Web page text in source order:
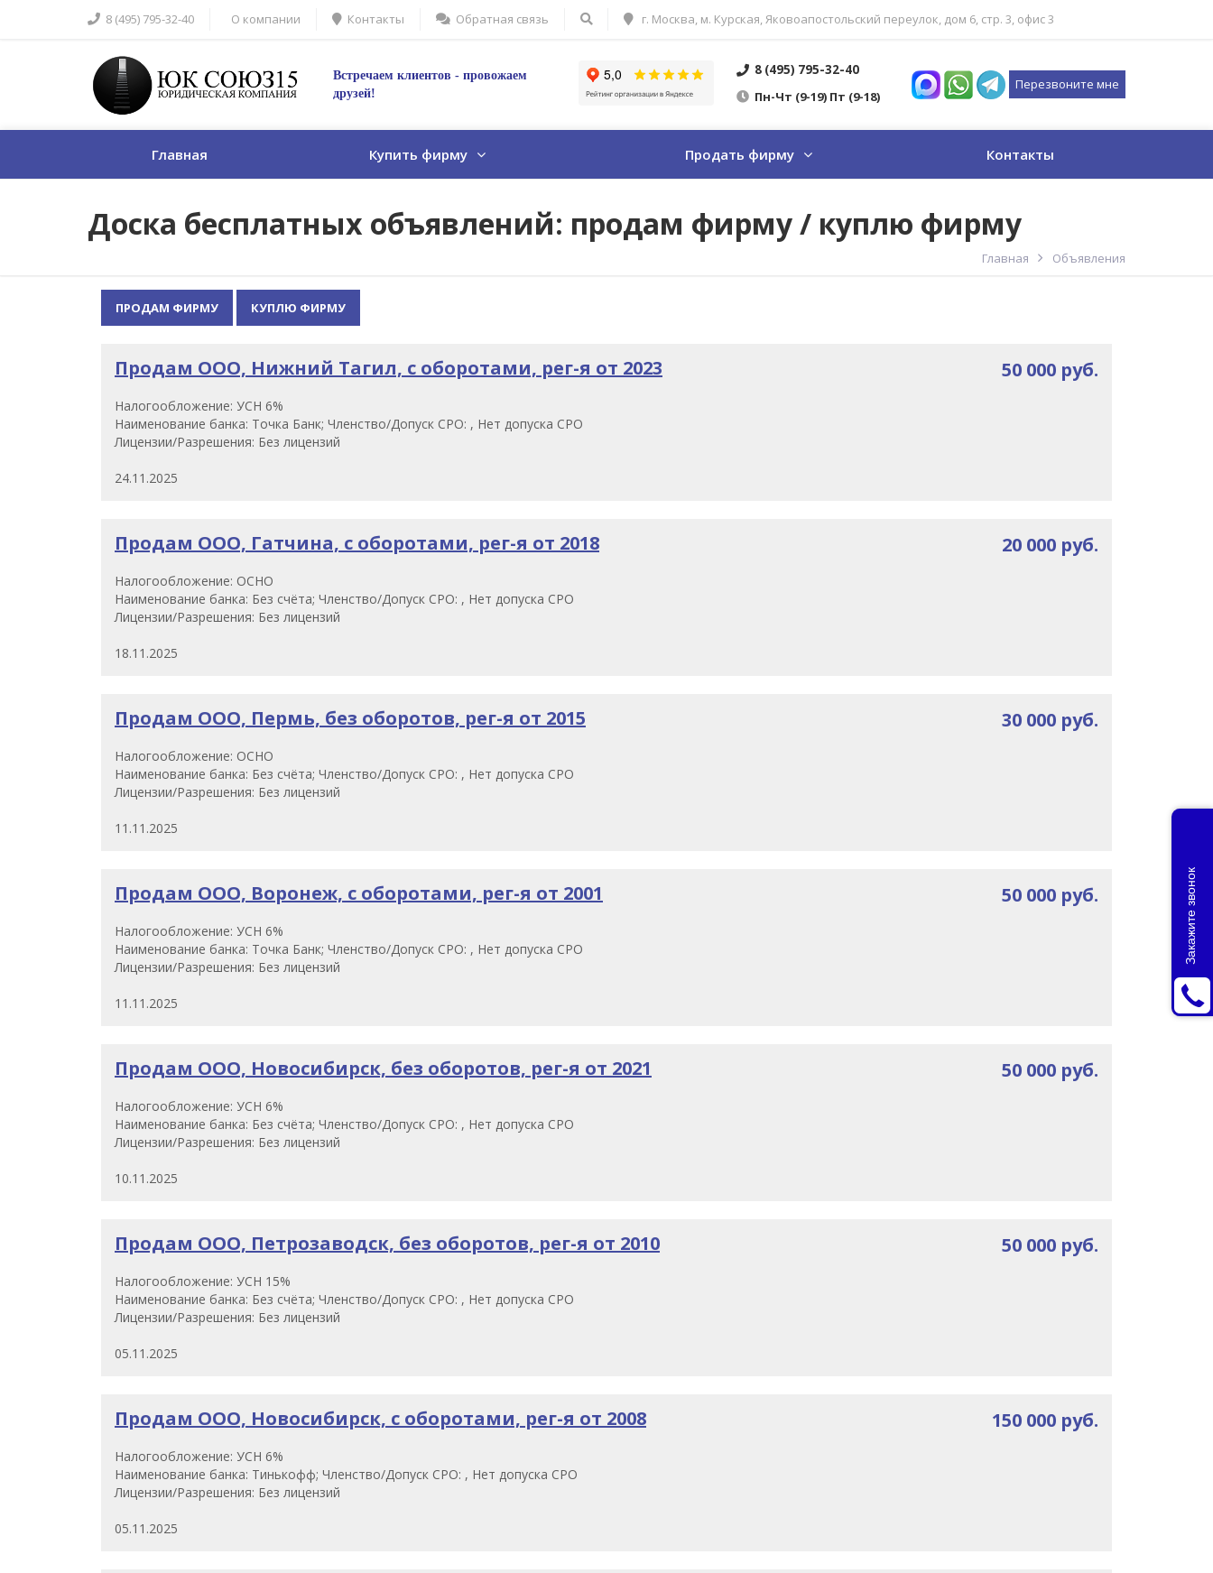
8 (495) 795-32-40 О компании Контакты Обратная связь г. Москва, м. Курская, Яковоапостольский переулок, дом 6, стр. 3, офис 3
Встречаем клиентов - провожаем
друзей!
8 (495) 795-32-40
Пн-Чт (9-19) Пт (9-18)
Перезвоните мне
Главная Купить фирму Продать фирму Контакты
Доска бесплатных объявлений: продам фирму / куплю фирму
Главная Объявления
ПРОДАМ ФИРМУ КУПЛЮ ФИРМУ
Продам ООО, Нижний Тагил, с оборотами, рег-я от 2023 50 000 руб.
Налогообложение: УСН 6%
Наименование банка: Точка Банк; Членство/Допуск СРО: , Нет допуска СРО
Лицензии/Разрешения: Без лицензий
24.11.2025
Продам ООО, Гатчина, с оборотами, рег-я от 2018 20 000 руб.
Налогообложение: ОСНО
Наименование банка: Без счёта; Членство/Допуск СРО: , Нет допуска СРО
Лицензии/Разрешения: Без лицензий
18.11.2025
Продам ООО, Пермь, без оборотов, рег-я от 2015 30 000 руб.
Налогообложение: ОСНО
Наименование банка: Без счёта; Членство/Допуск СРО: , Нет допуска СРО
Лицензии/Разрешения: Без лицензий
11.11.2025
Продам ООО, Воронеж, с оборотами, рег-я от 2001 50 000 руб.
Налогообложение: УСН 6%
Наименование банка: Точка Банк; Членство/Допуск СРО: , Нет допуска СРО
Лицензии/Разрешения: Без лицензий
11.11.2025
Продам ООО, Новосибирск, без оборотов, рег-я от 2021 50 000 руб.
Налогообложение: УСН 6%
Наименование банка: Без счёта; Членство/Допуск СРО: , Нет допуска СРО
Лицензии/Разрешения: Без лицензий
10.11.2025
Продам ООО, Петрозаводск, без оборотов, рег-я от 2010 50 000 руб.
Налогообложение: УСН 15%
Наименование банка: Без счёта; Членство/Допуск СРО: , Нет допуска СРО
Лицензии/Разрешения: Без лицензий
05.11.2025
Продам ООО, Новосибирск, с оборотами, рег-я от 2008 150 000 руб.
Налогообложение: УСН 6%
Наименование банка: Тинькофф; Членство/Допуск СРО: , Нет допуска СРО
Лицензии/Разрешения: Без лицензий
05.11.2025
Закажите звонок